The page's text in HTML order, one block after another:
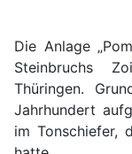
Die Anlage
Steinbruchs
Thüringen.
Jahrhundert
im Tonschiefer,